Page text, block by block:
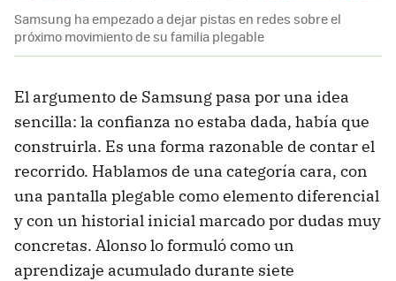
Samsung ha empezado a dejar pistas en redes sobre el
próximo movimiento de su familia plegable
El argumento de Samsung pasa por una idea
sencilla: la confianza no estaba dada, había que
construirla. Es una forma razonable de contar el
recorrido. Hablamos de una categoría cara, con
una pantalla plegable como elemento diferencial
y con un historial inicial marcado por dudas muy
concretas. Alonso lo formuló como un
aprendizaje acumulado durante siete